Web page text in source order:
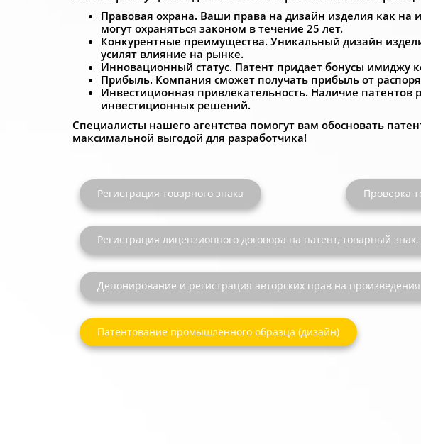
Правовая охрана. Ваши права на дизайн изделия как на
могут охраняться законом в течение 25 лет.
Конкурентные преимущества. Уникальный дизайн
усилят влияние на рынке.
Инновационный статус. Патент придает бонусы имиджу
Прибыль. Компания сможет получать прибыль от
Инвестиционная привлекательность. Наличие патентов
инвестиционных решений.
Специалисты нашего агентства помогут вам обосновать
максимальной выгодой для разработчика!
Регистрация товарного знака Проверка
Регистрация лицензионного договора на патент, товарный
Депонирование и регистрация авторских прав на произведения
Патентование промышленного образца (дизайн)